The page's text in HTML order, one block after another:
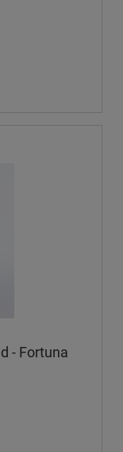
- Fortuna